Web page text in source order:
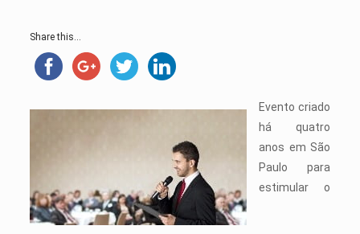
Share this...
Evento criado
há quatro
anos em São
Paulo para
estimular o